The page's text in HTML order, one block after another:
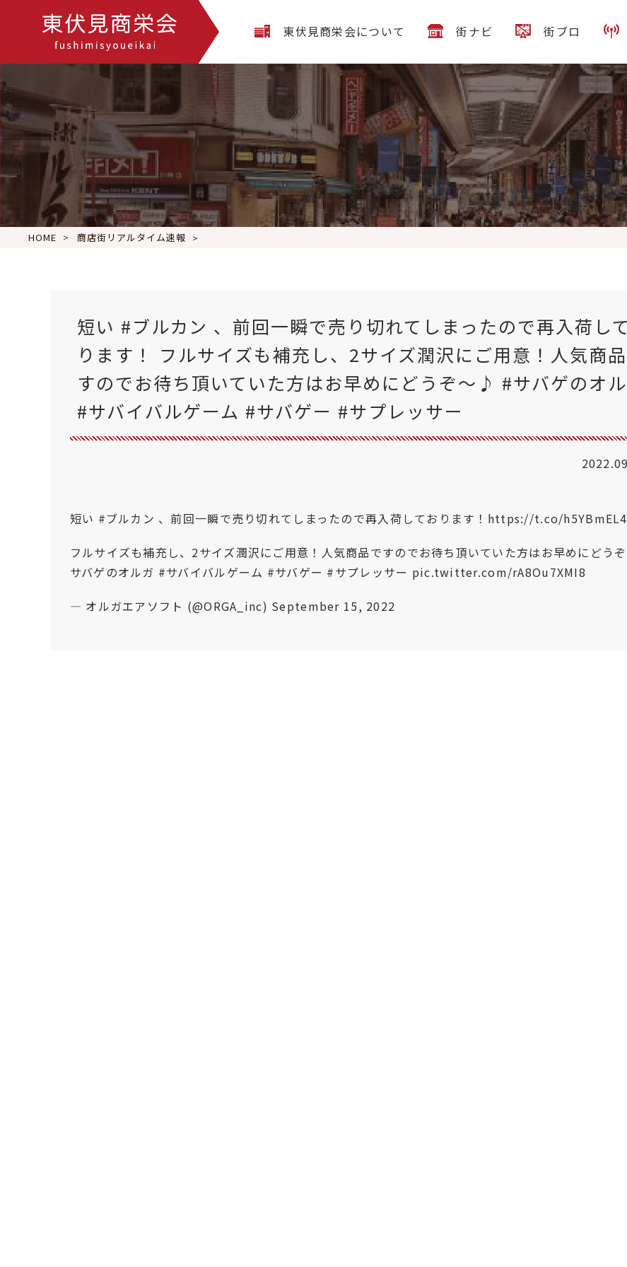
東伏見商栄会について 街ナビ 街ブロ
HOME 商店街リアルタイム速報 短い #ブルカン 、前回一瞬で売り切れてしまったので再入荷しております！ フルサイズも
短い #ブルカン 、前回一瞬で売り切れてしまったので再入荷し
ります！ フルサイズも補充し、2サイズ潤沢にご用意！人気商
すのでお待ち頂いていた方はお早めにどうぞ～♪ #サバゲのオ
#サバイバルゲーム #サバゲー #サプレッサー
短い #ブルカン 、前回一瞬で売り切れてしまったので再入荷しております！ https://t.co/
フルサイズも補充し、2サイズ潤沢にご用意！人気商品ですのでお待ち頂いていた方はお早めにどう
サバゲのオルガ #サバイバルゲーム #サバゲー #サプレッサー pic.twitter.com/rA8Ou7XMI8
— オルガエアソフト (@ORGA_inc) September 15, 2022